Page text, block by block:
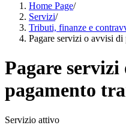
Home Page/
Servizi/
Tributi, finanze e
Pagare servizi o avvisi di
Pagare
pagamento
Servizio attivo